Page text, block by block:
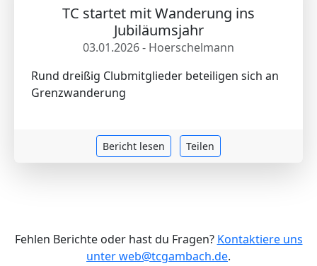
TC startet mit Wanderung ins
Jubiläumsjahr
03.01.2026 - Hoerschelmann
Rund dreißig Clubmitglieder beteiligen sich an
Grenzwanderung
Bericht lesen Teilen
Fehlen Berichte oder hast du Fragen? Kontaktiere uns
unter web@tcgambach.de.